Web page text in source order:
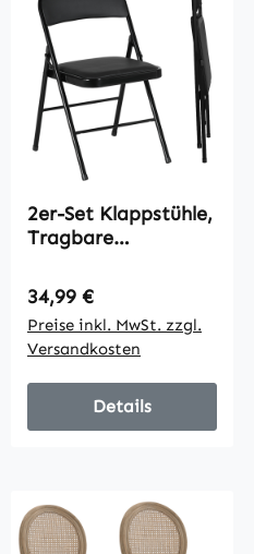
2er-Set Klappstühle,
Tragbare
Metallbeine,
Faltstuhl für Büro,
Empfang,
Wartezimmer,
Kunstleder, Schwarz
Regulärer Preis:
34,99 €
Preise inkl. MwSt. zzgl.
Versandkosten
Details